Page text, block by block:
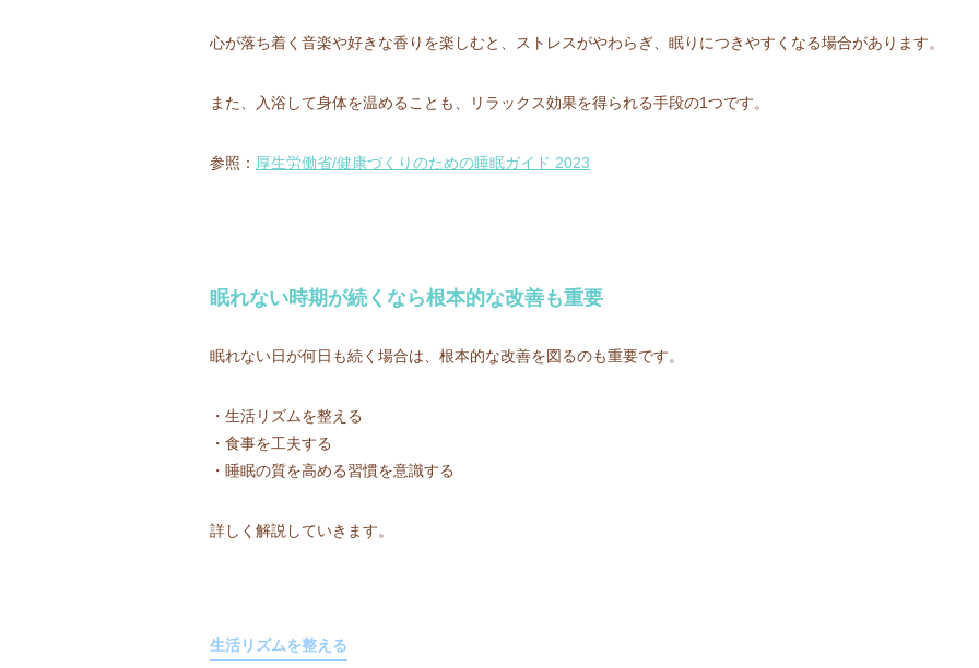
心が落ち着く音楽や好きな香りを楽しむと、ストレスがやわらぎ、眠りにつきやすくなる場合があります。
また、入浴して身体を温めることも、リラックス効果を得られる手段の1つです。
参照： 厚生労働省/健康づくりのための睡眠ガイド 2023
眠れない時期が続くなら根本的な改善も重要
眠れない日が何日も続く場合は、根本的な改善を図るのも重要です。
・生活リズムを整える
・食事を工夫する
・睡眠の質を高める習慣を意識する
詳しく解説していきます。
生活リズムを整える